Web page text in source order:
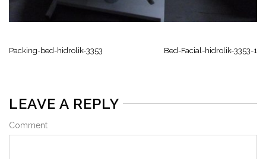
Packing-bed-hidrolik-3353 Bed-Facial-hidrolik-3353-1
LEAVE A REPLY
Comment